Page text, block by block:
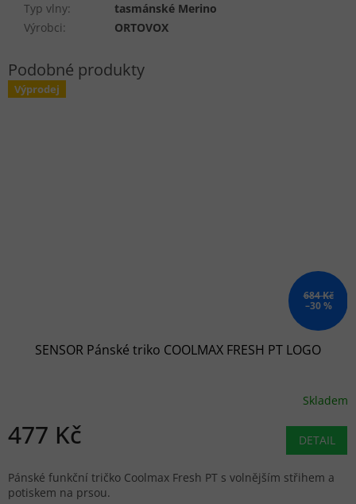
Typ vlny:
tasmánské Merino
Výrobci: ORTOVOX
Výprodej
684 Kč
–30 %
SENSOR Pánské triko COOLMAX FRESH PT LOGO
Skladem
477 Kč DETAIL
Pánské funkční tričko Coolmax Fresh PT s volnějším střihem a
potiskem na prsou.